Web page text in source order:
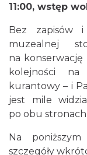
Cieszyn
0.00 km
Cieszyn
11:00, wstęp
Bez zapisów
muzealnej
na konserwację
kolejności na
kurantowy – i
jest mile
po obu stronach
Na
szczegóły